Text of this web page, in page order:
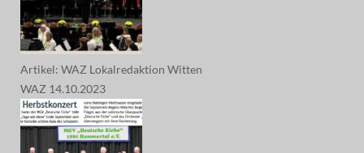
Artikel: WAZ Lokalredaktion Witten
WAZ 14.10.2023